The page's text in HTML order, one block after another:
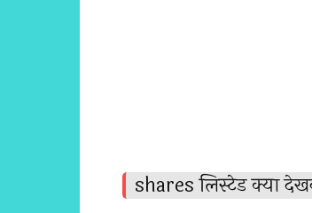
shares लिस्टेड क्या